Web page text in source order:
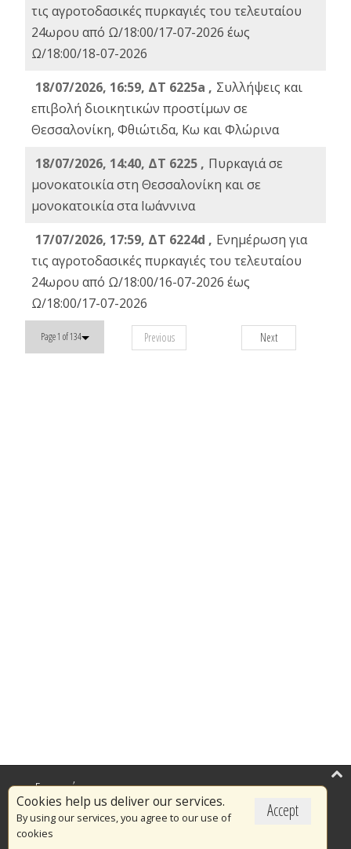
τις αγροτοδασικές πυρκαγιές του τελευταίου
24ωρου από Ω/18:00/17-07-2026 έως
Ω/18:00/18-07-2026
18/07/2026, 16:59, ΔT 6225a , Συλλήψεις και
επιβολή διοικητικών προστίμων σε
Θεσσαλονίκη, Φθιώτιδα, Κω και Φλώρινα
18/07/2026, 14:40, ΔΤ 6225 , Πυρκαγιά σε
μονοκατοικία στη Θεσσαλονίκη και σε
μονοκατοικία στα Ιωάννινα
17/07/2026, 17:59, ΔΤ 6224d , Ενημέρωση για
τις αγροτοδασικές πυρκαγιές του τελευταίου
24ωρου από Ω/18:00/16-07-2026 έως
Ω/18:00/17-07-2026
Page 1 of 134 Previous Next
Accept
Cookies help us deliver our services.
By using our services, you agree to our use of
cookies
Επικαιρότητα
Το Πυροσβεστικό Σώμα